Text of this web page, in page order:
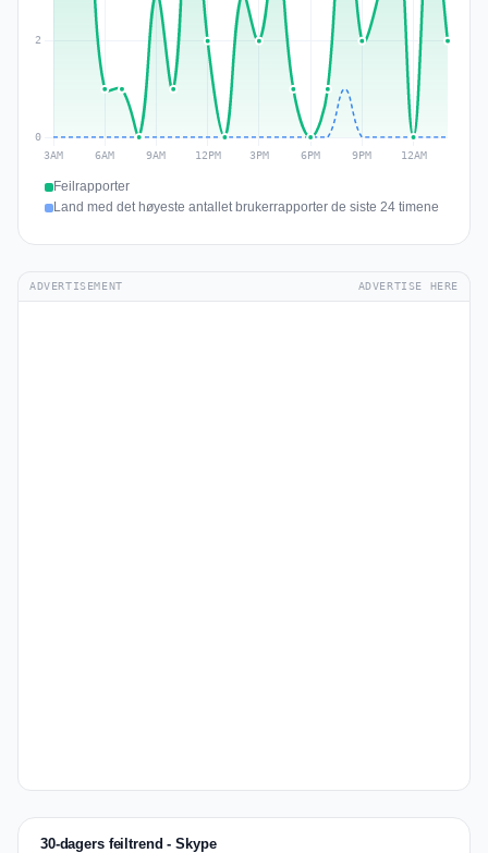
Feilrapporter
Land med det høyeste antallet brukerrapporter de siste 24 timene
ADVERTISEMENT ADVERTISE HERE
30-dagers feiltrend - Skype